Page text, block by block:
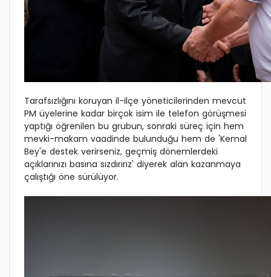
Tarafsızlığını koruyan il-ilçe yöneticilerinden mevcut
PM üyelerine kadar birçok isim ile telefon görüşmesi
yaptığı öğrenilen bu grubun, sonraki süreç için hem
mevki-makam vaadinde bulunduğu hem de 'Kemal
Bey'e destek verirseniz, geçmiş dönemlerdeki
açıklarınızı basına sızdırırız' diyerek alan kazanmaya
çalıştığı öne sürülüyor.